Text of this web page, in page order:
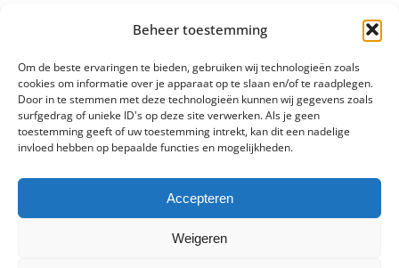
Beheer toestemming
Om de beste ervaringen te bieden, gebruiken wij technologieën zoals
cookies om informatie over je apparaat op te slaan en/of te raadplegen.
Door in te stemmen met deze technologieën kunnen wij gegevens zoals
surfgedrag of unieke ID's op deze site verwerken. Als je geen
toestemming geeft of uw toestemming intrekt, kan dit een nadelige
invloed hebben op bepaalde functies en mogelijkheden.
Accepteren
Weigeren
BOOTCAMP® AAN
WORDT MET 8,5 GEWAARDEERD
90% TEVREDEN MET GEKOZEN
STUDIE